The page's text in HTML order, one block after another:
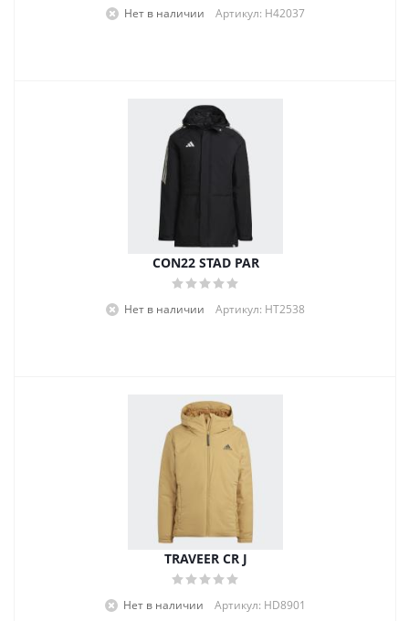
Нет в наличии Артикул: H42037
CON22 STAD PAR
Нет в наличии Артикул: HT2538
TRAVEER CR J
Нет в наличии Артикул: HD8901